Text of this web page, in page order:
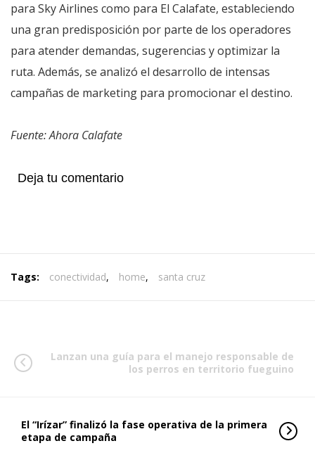
para Sky Airlines como para El Calafate, estableciendo
una gran predisposición por parte de los operadores
para atender demandas, sugerencias y optimizar la
ruta. Además, se analizó el desarrollo de intensas
campañas de marketing para promocionar el destino.
Fuente: Ahora Calafate
Deja tu comentario
Tags: conectividad, home, santa cruz
Lanzan una guía para el manejo responsable de
los perros en territorio fueguino
El “Irízar” finalizó la fase operativa de la primera
etapa de campaña